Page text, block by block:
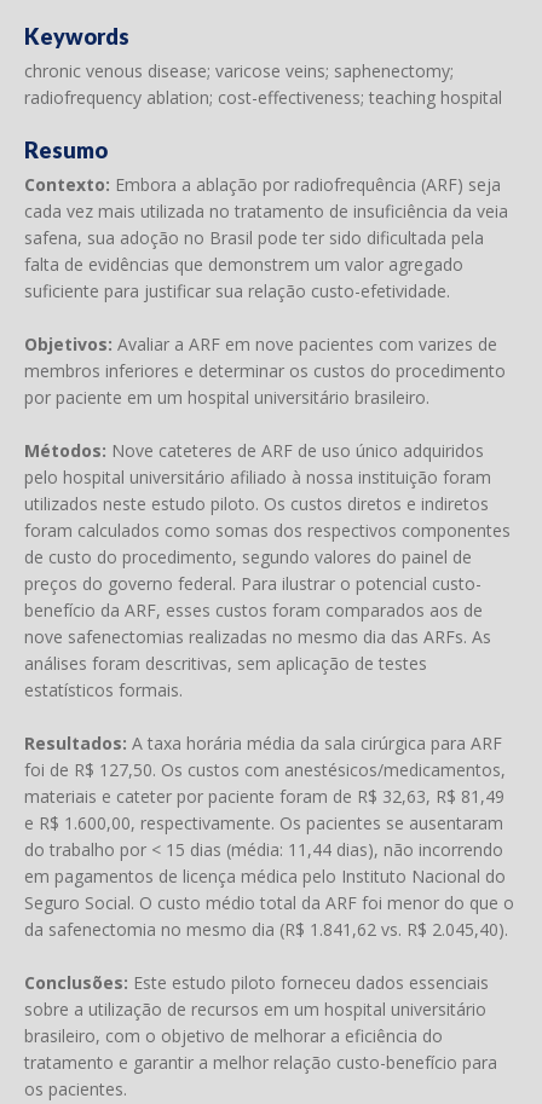
Keywords
chronic venous disease; varicose veins; saphenectomy;
radiofrequency ablation; cost-effectiveness; teaching hospital
Resumo
Contexto: Embora a ablação por radiofrequência (ARF) seja
cada vez mais utilizada no tratamento de insuficiência da veia
safena, sua adoção no Brasil pode ter sido dificultada pela
falta de evidências que demonstrem um valor agregado
suficiente para justificar sua relação custo-efetividade.
Objetivos: Avaliar a ARF em nove pacientes com varizes de
membros inferiores e determinar os custos do procedimento
por paciente em um hospital universitário brasileiro.
Métodos: Nove cateteres de ARF de uso único adquiridos
pelo hospital universitário afiliado à nossa instituição foram
utilizados neste estudo piloto. Os custos diretos e indiretos
foram calculados como somas dos respectivos componentes
de custo do procedimento, segundo valores do painel de
preços do governo federal. Para ilustrar o potencial custo-
benefício da ARF, esses custos foram comparados aos de
nove safenectomias realizadas no mesmo dia das ARFs. As
análises foram descritivas, sem aplicação de testes
estatísticos formais.
Resultados: A taxa horária média da sala cirúrgica para ARF
foi de R$ 127,50. Os custos com anestésicos/medicamentos,
materiais e cateter por paciente foram de R$ 32,63, R$ 81,49
e R$ 1.600,00, respectivamente. Os pacientes se ausentaram
do trabalho por < 15 dias (média: 11,44 dias), não incorrendo
em pagamentos de licença médica pelo Instituto Nacional do
Seguro Social. O custo médio total da ARF foi menor do que o
da safenectomia no mesmo dia (R$ 1.841,62 vs. R$ 2.045,40).
Conclusões: Este estudo piloto forneceu dados essenciais
sobre a utilização de recursos em um hospital universitário
brasileiro, com o objetivo de melhorar a eficiência do
tratamento e garantir a melhor relação custo-benefício para
os pacientes.